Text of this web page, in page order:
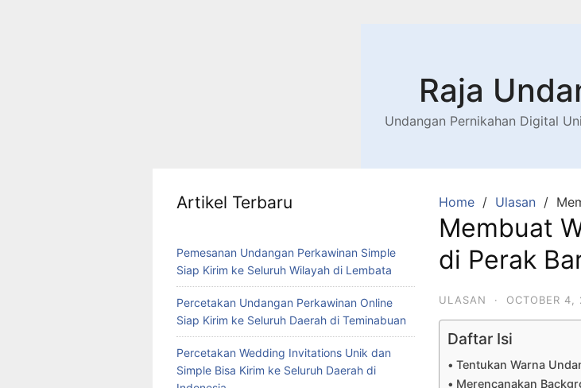
Raja
Undangan Pernikahan Digital
Home Ulasan
Membuat
di Perak
ULASAN · OCTOBER 4,
Daftar Isi
Tentukan Warna
Merencanakan
Artikel Terbaru
Pemesanan Undangan Perkawinan Simple
Siap Kirim ke Seluruh Wilayah di Lembata
Percetakan Undangan Perkawinan Online
Siap Kirim ke Seluruh Daerah di Teminabuan
Percetakan Wedding Invitations Unik dan
Simple Bisa Kirim ke Seluruh Daerah di